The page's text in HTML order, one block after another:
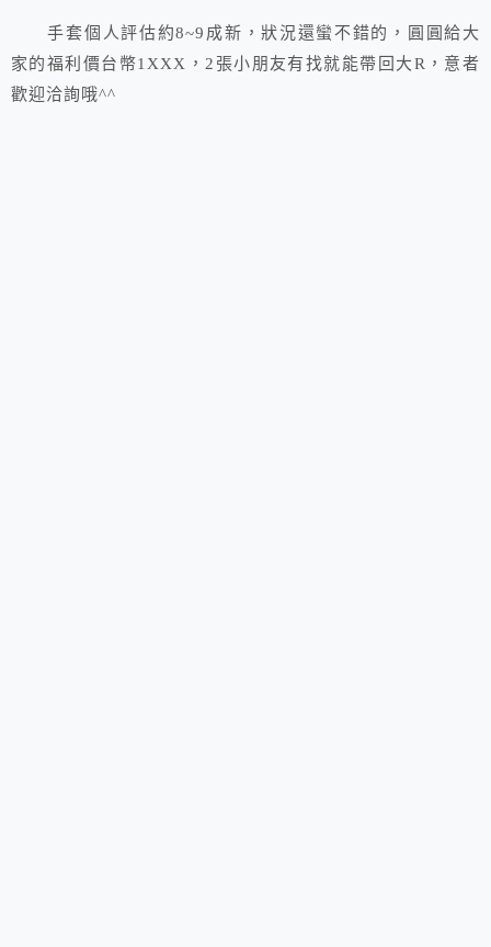
手套個人評估約8~9成新，狀況還蠻不錯的，圓圓給大
家的福利價台幣1XXX，2張小朋友有找就能帶回大R，意者
歡迎洽詢哦^^